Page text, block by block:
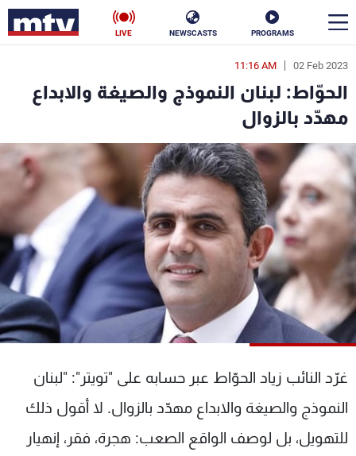
PROGRAMS
NEWSCASTS
LIVE
02 Feb 2023
11:16 AM
الحوّاط: لبنان النموذج والصيغة والابداع
مهدّد بالزوال
غرّد النائب زياد الحوّاط عبر حسابه على "تويتر": "لبنان
النموذج والصيغة والابداع مهدّد بالزوال. لا أقول ذلك
للتهويل، بل لوصف الواقع الصعب: هجرة، فقر، إنهيار
en
الأخبار
سياسة ناس
إقتصاد فن
منوعات رياضة
كأس العالم
البرامج
شاهد البرامج
عن MTV
وظائف